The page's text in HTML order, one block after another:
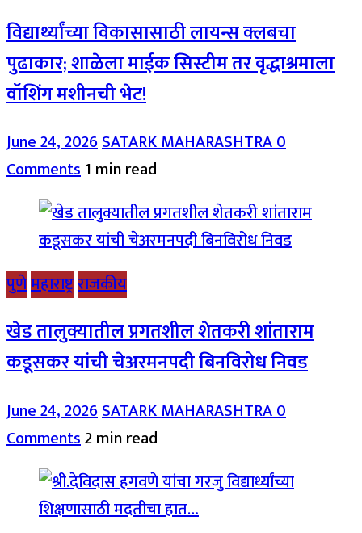
विद्यार्थ्यांच्या विकासासाठी लायन्स क्लबचा
पुढाकार; शाळेला माईक सिस्टीम तर वृद्धाश्रमाला
वॉशिंग मशीनची भेट!
June 24, 2026SATARK MAHARASHTRA0
Comments1 min read
पुणेमहाराष्ट्रराजकीय
खेड तालुक्यातील प्रगतशील शेतकरी शांताराम
कडूसकर यांची चेअरमनपदी बिनविरोध निवड
June 24, 2026SATARK MAHARASHTRA0
Comments2 min read